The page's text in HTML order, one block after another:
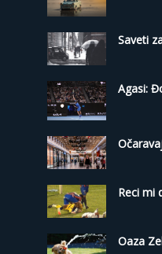
Saveti
Agasi:
Reci mi
Oaza